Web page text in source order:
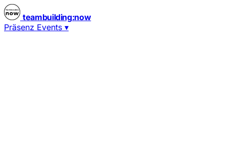
teambuilding:now
Präsenz Events ▾